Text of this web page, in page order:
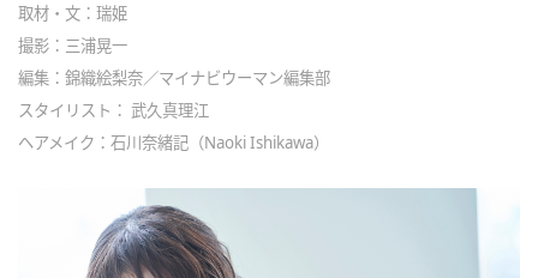
取材・文：瑞姫
撮影：三浦晃一
編集：錦織絵梨奈／マイナビウーマン編集部
スタイリスト： 武久真理江
ヘアメイク：石川奈緒記（Naoki Ishikawa）